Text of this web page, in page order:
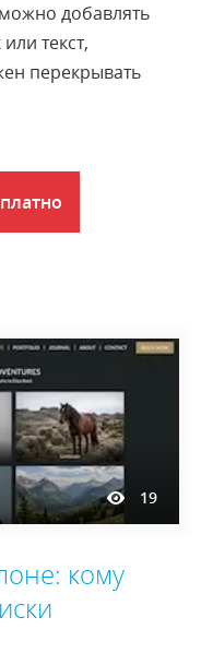
добавлять
текст,
перекрывать
19
кому